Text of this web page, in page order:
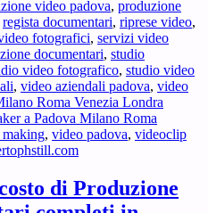
video padova, produzione
regista documentari, riprese video,
fotografici, servizi video
documentari, studio
video fotografico, studio video
, video aziendali padova, video
Roma Venezia Londra
a Padova Milano Roma
, video padova, videoclip
di Produzione